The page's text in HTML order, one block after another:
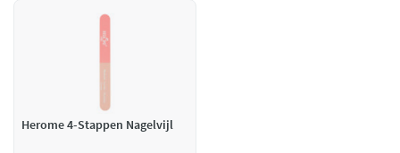
Herome 4-Stappen Nagelvijl